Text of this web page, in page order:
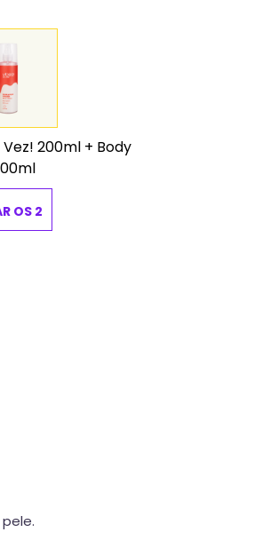
200ml + Body
OS 2